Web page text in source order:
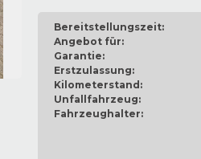
Bereitstellungszeit:
Angebot für:
Garantie:
Erstzulassung:
Kilometerstand:
Unfallfahrzeug:
Fahrzeughalter: